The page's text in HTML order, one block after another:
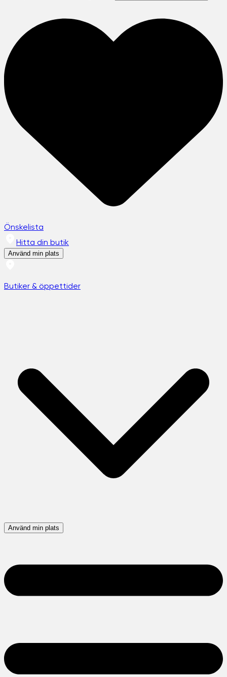
Önskelista
Hitta din butik
Använd min plats
Butiker & öppettider
Använd min plats